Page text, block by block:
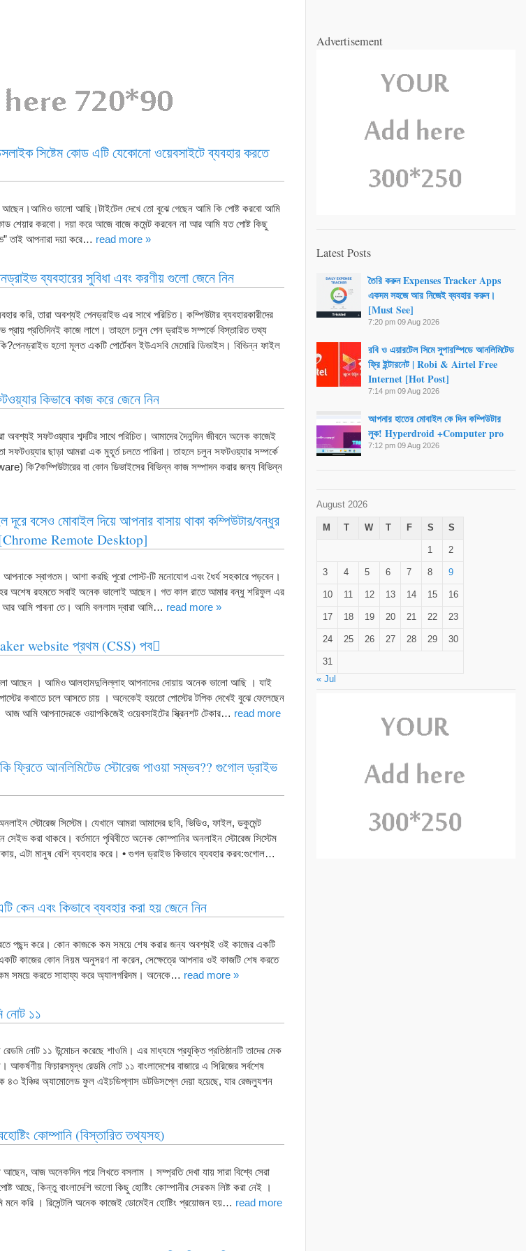
সিষ্টেম কোড এটি যেকোনো ওয়েবসাইটে ব্যবহার করতে
ভালো আছি।টাইটেল দেখে তো বুঝে গেছেন আমি কি পোষ্ট করবো আমি
শেয়ার করবো। দয়া করে আজে বাজে কমেন্ট করবেন না আর আমি যত পোষ্ট কিছু
তাই আপনারা দয়া করে… read more »
ব্যবহারের সুবিধা এবং করণীয় গুলো জেনে নিন
করি, তারা অবশ্যই পেনড্রাইভ এর সাথে পরিচিত। কম্পিউটার ব্যবহারকারীদের
প্রতিদিনই কাজে লাগে। তাহলে চলুন পেন ড্রাইভ সম্পর্কে বিস্তারিত তথ্য
হলো মূলত একটি পোর্টেবল ইউএসবি মেমোরি ডিভাইস। বিভিন্ন ফাইল
কিভাবে কাজ করে জেনে নিন
অবশ্যই সফটওয়্যার শব্দটির সাথে পরিচিত। আমাদের দৈনন্দিন জীবনে অনেক কাজেই
সফটওয়্যার ছাড়া আমরা এক মুহূর্ত চলতে পারিনা। তাহলে চলুন সফটওয়্যার সম্পর্কে
কি?কম্পিউটারের বা কোন ডিভাইসের বিভিন্ন কাজ সম্পাদন করার জন্য বিভিন্ন
বসেও মোবাইল দিয়ে আপনার বাসায় থাকা কম্পিউটার/বন্ধুর
[Chrome Remote Desktop]
স্বাগতম। আশা করছি পুরো পোস্ট-টি মনোযোগ এবং ধৈর্য সহকারে পড়বেন।
অশেষ রহমতে সবাই অনেক ভালোই আছেন। গত কাল রাতে আমার বন্ধু শরিফুল এর
আর আমি পাবনা তে। আমি বললাম দ্বারা আমি… read more »
website প্রথম (CSS) পব
আছেন । আমিও আলহামদুলিল্লাহ আপনাদের দোয়ায় অনেক ভালো আছি । যাই
কথাতে চলে আসতে চায় । অনেকেই হয়তো পোস্টের টপিক দেখেই বুঝে ফেলেছেন
আমি আপনাদেরকে ওয়াপকিজেই ওয়েবসাইটের স্ক্রিনশট টেকার… read more
আনলিমিটেড স্টোরেজ পাওয়া সম্ভব?? গুগোল ড্রাইভ
স্টোরেজ সিস্টেম। যেখানে আমরা আমাদের ছবি, ভিডিও, ফাইল, ডকুমেন্ট
সেইভ করা থাকবে। বর্তমানে পৃথিবীতে অনেক কোম্পানির অনলাইন স্টোরেজ সিস্টেম
এটা মানুষ বেশি ব্যবহার করে। • গুগল ড্রাইভ কিভাবে ব্যবহার করব:গুগোল…
এবং কিভাবে ব্যবহার করা হয় জেনে নিন
পছন্দ করে। কোন কাজকে কম সময়ে শেষ করার জন্য অবশ্যই ওই কাজের একটি
কাজের কোন নিয়ম অনুসরণ না করেন, সেক্ষেত্রে আপনার ওই কাজটি শেষ করতে
সময়ে করতে সাহায্য করে অ্যালগরিদম। অনেকে… read more »
নোট ১১
রেডমি নোট ১১ উন্মোচন করেছে শাওমি। এর মাধ্যমে প্রযুক্তি প্রতিষ্ঠানটি তাদের মেক
ফিচারসমৃদ্ধ রেডমি নোট ১১ বাংলাদেশের বাজারে এ সিরিজের সর্বশেষ
৪৩ ইঞ্চির অ্যামোলেড ফুল এইচডিপ্লাস ডটডিসপ্লে দেয়া হয়েছে, যার রেজল্যুশন
কোম্পানি (বিস্তারিত তথ্যসহ)
আজ অনেকদিন পরে লিখতে বসলাম । সম্প্রতি দেখা যায় সারা বিশ্বে সেরা
আছে, কিন্তু বাংলাদেশি ভালো কিছু হোষ্টিং কোম্পানীর সেরকম লিষ্ট করা নেই ।
করি । রিসেন্টলি অনেক কাজেই ডোমেইন হোষ্টিং প্রয়োজন হয়… read more
Advertisement
Latest Posts
তৈরি করুন Expenses Tracker Apps
একদম সহজে আর নিজেই ব্যবহার করুন।
[Must See]
7:20 pm 09 Aug 2026
রবি ও এয়ারটেল সিমে সুপারস্পিডে আনলিমিটেড
ফ্রি ইন্টারনেট | Robi & Airtel Free
Internet [Hot Post]
7:14 pm 09 Aug 2026
আপনার হাতের মোবাইল কে দিন কম্পিউটার
লুক! Hyperdroid +Computer pro
7:12 pm 09 Aug 2026
August 2026
M T W T F S S
1 2
3 4 5 6 7 8 9
10 11 12 13 14 15 16
17 18 19 20 21 22 23
24 25 26 27 28 29 30
31
« Jul